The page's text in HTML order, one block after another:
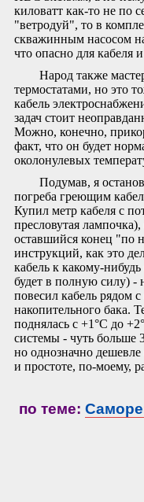
киловатт как-то не по
"ветродуй", то в
скважинным насосом
что опасно для кабеля
Народ также
термостатами, но это
кабель
задач стоит
Можно, конечно,
факт, что он будет
околонулевых
Подумав, я
погреба греющим
Купил метр кабеля с
пресловутая
оставшийся конец "по
инструкций, как это
кабель к какому-
будет в полную силу) -
повесил кабель рядом
накопительного бака.
поднялась с +1°C до
системы - чуть больше
но однозначно
и простоте, по-моему,
по теме: